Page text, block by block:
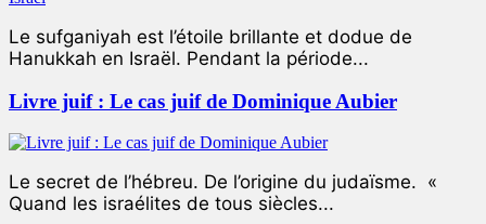
Le sufganiyah est l’étoile brillante et dodue de
Hanukkah en Israël. Pendant la période...
Livre juif : Le cas juif de Dominique Aubier
Le secret de l’hébreu. De l’origine du judaïsme. «
Quand les israélites de tous siècles...